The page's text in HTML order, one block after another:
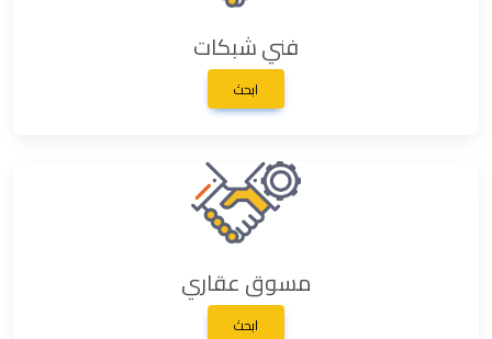
فني شبكات
ابحث
مسوق عقاري
ابحث